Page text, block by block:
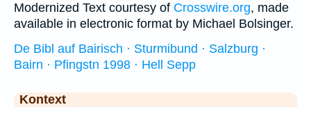
Modernized Text courtesy of Crosswire.org, made
available in electronic format by Michael Bolsinger.
De Bibl auf Bairisch · Sturmibund · Salzburg ·
Bairn · Pfingstn 1998 · Hell Sepp
Kontext